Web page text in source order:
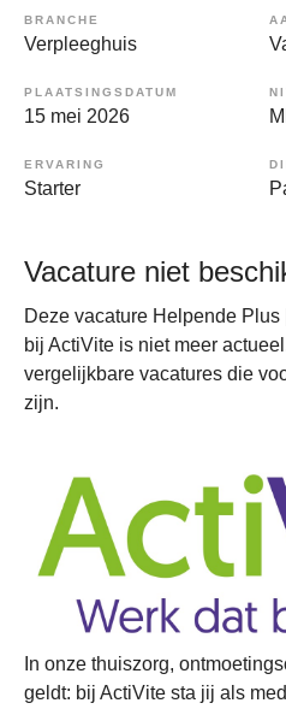
BRANCHE
Verpleeghuis
PLAATSINGSDATUM
15 mei 2026
ERVARING
Starter
Vacature niet
Deze vacature Helpende
bij ActiVite is niet meer
vergelijkbare vacatures die
zijn.
In onze thuiszorg,
geldt: bij ActiVite sta jij als